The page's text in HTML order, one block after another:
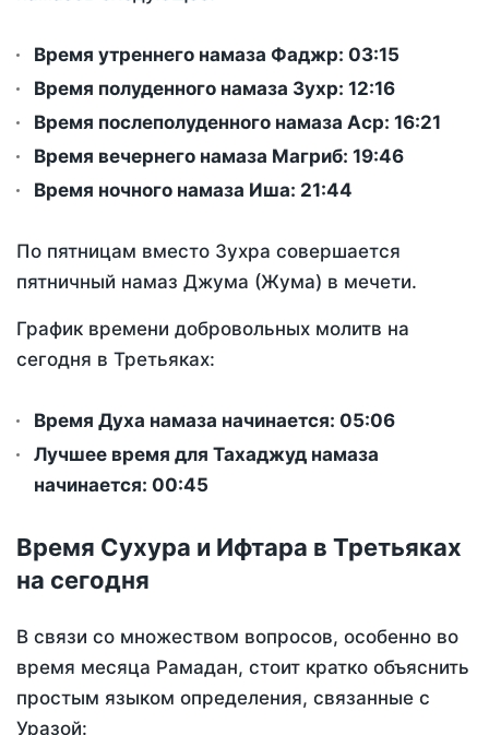
Время утреннего намаза Фаджр: 03:15
Время полуденного намаза Зухр: 12:16
Время послеполуденного намаза Аср: 16:21
Время вечернего намаза Магриб: 19:46
Время ночного намаза Иша: 21:44
По пятницам вместо Зухра совершается
пятничный намаз Джума (Жума) в мечети.
График времени добровольных молитв на
сегодня в Третьяках:
Время Духа намаза начинается: 05:06
Лучшее время для Тахаджуд намаза
начинается: 00:45
Время Сухура и Ифтара в Третьяках
на сегодня
В связи со множеством вопросов, особенно во
время месяца Рамадан, стоит кратко объяснить
простым языком определения, связанные с
Уразой: